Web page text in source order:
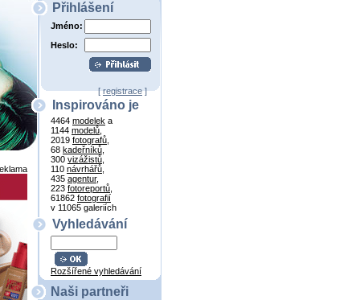
Přihlášení
Jméno:
Heslo:
[registrace]
Inspirováno je
4464 modelek a
1144 modelů
2019 fotografů
68 kadeřníků
300 vizážistů
110 návrhářů
435 agentur,
223 fotoreportů
61862 fotografií
v 11065 galeriích
Vyhledávání
Rozšířené vyhledávání
Naši partneři